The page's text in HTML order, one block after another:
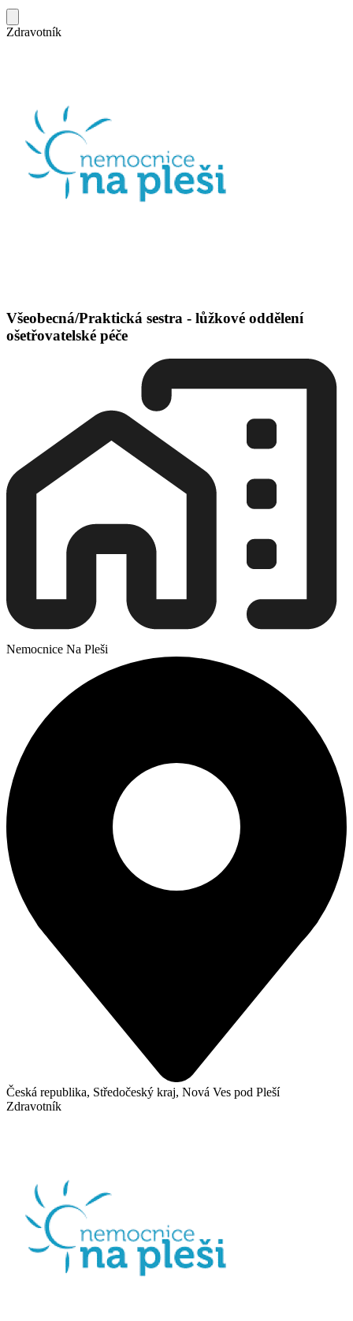
Zdravotník
Všeobecná/Praktická sestra - lůžkové oddělení
ošetřovatelské péče
Nemocnice Na Pleši
Česká republika, Středočeský kraj, Nová Ves pod Pleší
Zdravotník